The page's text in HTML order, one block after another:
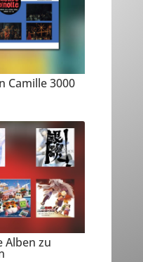
Camille 3000
Alben zu